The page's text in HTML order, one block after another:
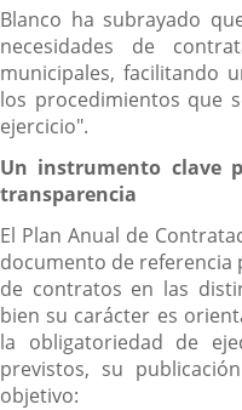
Blanco ha subrayado
necesidades de
municipales, facilitando
los procedimientos que
ejercicio".
Un instrumento clave
transparencia
El Plan Anual de
documento de referencia
de contratos en las
bien su carácter es
la obligatoriedad de
previstos, su
objetivo: